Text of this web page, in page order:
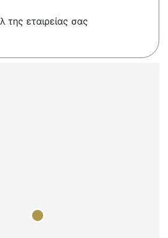
της εταιρείας σας